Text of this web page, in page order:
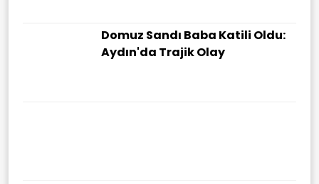
Domuz Sandı Baba Katili Oldu:
Aydın'da Trajik Olay